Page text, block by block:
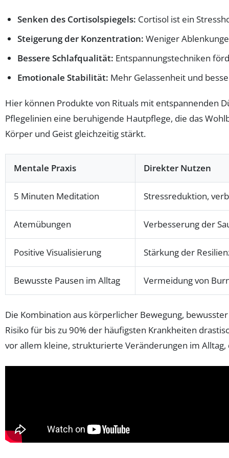
Senken des Cortisolspiegels: Cortisol ist ein
Steigerung der Konzentration: Weniger
Bessere Schlafqualität: Entspannungstechniken
Emotionale Stabilität: Mehr Gelassenheit und
Hier können Produkte von Rituals mit entspannenden
Pflegelinien eine beruhigende Hautpflege, die das
Körper und Geist gleichzeitig stärkt.
Mentale Praxis Direkter Nutzen
5 Minuten Meditation Stressreduktion,
Atemübungen Verbesserung der
Positive Visualisierung Stärkung der
Bewusste Pausen im Alltag Vermeidung von
Die Kombination aus körperlicher Bewegung,
Risiko für bis zu 90% der häufigsten Krankheiten
vor allem kleine, strukturierte Veränderungen im